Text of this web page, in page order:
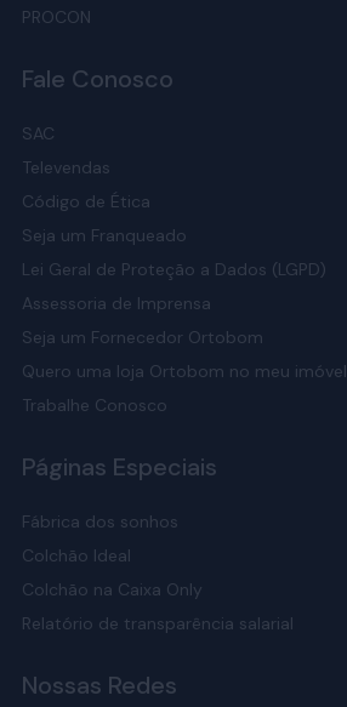
PROCON
Fale Conosco
SAC
Televendas
Código de Ética
Seja um Franqueado
Lei Geral de Proteção a Dados (LGPD)
Assessoria de Imprensa
Seja um Fornecedor Ortobom
Quero uma loja Ortobom no meu imóvel
Trabalhe Conosco
Páginas Especiais
Fábrica dos sonhos
Colchão Ideal
Colchão na Caixa Only
Relatório de transparência salarial
Nossas Redes